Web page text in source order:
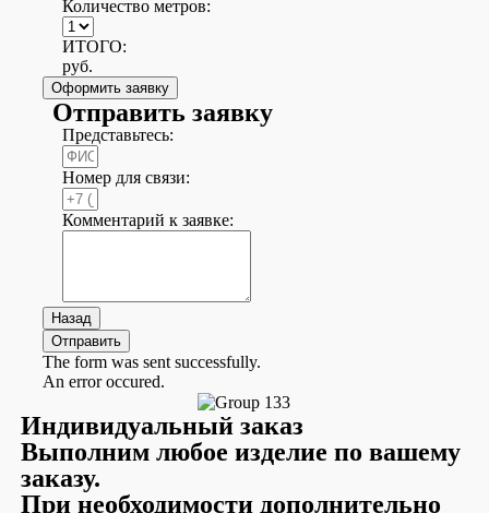
Количество метров:
ИТОГО:
руб.
Оформить заявку
Отправить заявку
Представьтесь:
Номер для связи:
Комментарий к заявке:
Назад
Отправить
The form was sent successfully.
An error occured.
Индивидуальный заказ
Выполним любое изделие по вашему
заказу.
При необходимости дополнительно